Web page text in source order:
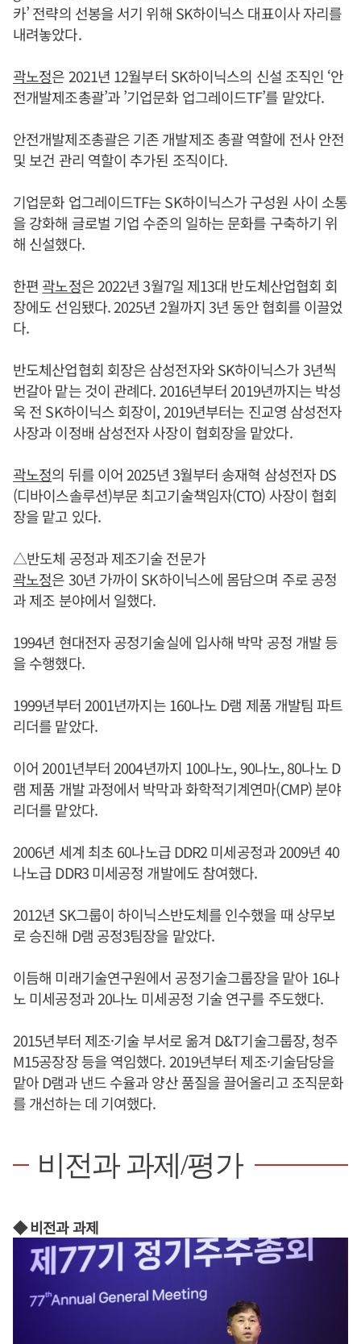
카’ 전략의 선봉을 서기 위해 SK하이닉스 대표이사 자리를
내려놓았다.
곽노정은 2021년 12월부터 SK하이닉스의 신설 조직인 ‘안
전개발제조총괄’과 ’기업문화 업그레이드TF’를 맡았다.
안전개발제조총괄은 기존 개발제조 총괄 역할에 전사 안전
및 보건 관리 역할이 추가된 조직이다.
기업문화 업그레이드TF는 SK하이닉스가 구성원 사이 소통
을 강화해 글로벌 기업 수준의 일하는 문화를 구축하기 위
해 신설했다.
한편곽노정은 2022년 3월7일 제13대 반도체산업협회 회
장에도 선임됐다. 2025년 2월까지 3년 동안 협회를 이끌었
다.
반도체산업협회 회장은 삼성전자와 SK하이닉스가 3년씩
번갈아 맡는 것이 관례다. 2016년부터 2019년까지는 박성
욱 전 SK하이닉스 회장이, 2019년부터는 진교영 삼성전자
사장과 이정배 삼성전자 사장이 협회장을 맡았다.
곽노정의 뒤를 이어 2025년 3월부터 송재혁 삼성전자 DS
(디바이스솔루션)부문 최고기술책임자(CTO) 사장이 협회
장을 맡고 있다.
△반도체 공정과 제조기술 전문가
곽노정은 30년 가까이 SK하이닉스에 몸담으며 주로 공정
과 제조 분야에서 일했다.
1994년 현대전자 공정기술실에 입사해 박막 공정 개발 등
을 수행했다.
1999년부터 2001년까지는 160나노 D램 제품 개발팀 파트
리더를 맡았다.
이어 2001년부터 2004년까지 100나노, 90나노, 80나노 D
램 제품 개발 과정에서 박막과 화학적기계연마(CMP) 분야
리더를 맡았다.
2006년 세계 최초 60나노급 DDR2 미세공정과 2009년 40
나노급 DDR3 미세공정 개발에도 참여했다.
2012년 SK그룹이 하이닉스반도체를 인수했을 때 상무보
로 승진해 D램 공정3팀장을 맡았다.
이듬해 미래기술연구원에서 공정기술그룹장을 맡아 16나
노 미세공정과 20나노 미세공정 기술 연구를 주도했다.
2015년부터 제조·기술 부서로 옮겨 D&T기술그룹장, 청주
M15공장장 등을 역임했다. 2019년부터 제조·기술담당을
맡아 D램과 낸드 수율과 양산 품질을 끌어올리고 조직문화
를 개선하는 데 기여했다.
비전과 과제/평가
◆ 비전과 과제